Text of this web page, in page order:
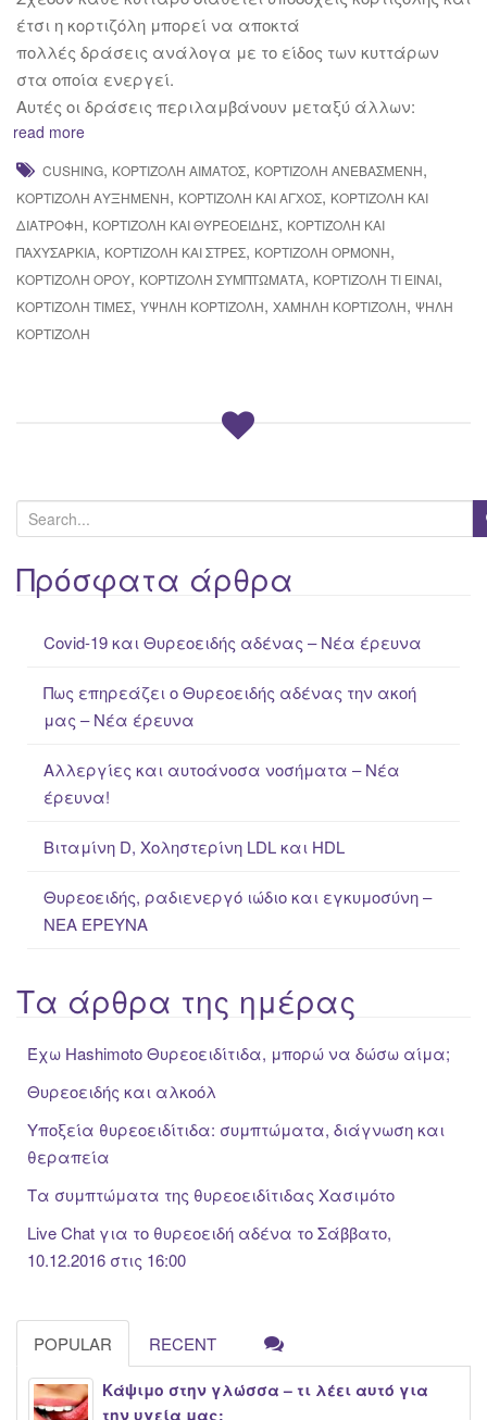
έτσι η κορτιζόλη μπορεί να αποκτά
πολλές δράσεις ανάλογα με το είδος των κυττάρων
στα οποία ενεργεί.
Αυτές οι δράσεις περιλαμβάνουν μεταξύ άλλων:
read more
CUSHING, ΚΟΡΤΙΖΌΛΗ ΑΊΜΑΤΟΣ, ΚΟΡΤΙΖΌΛΗ ΑΝΕΒΑΣΜΈΝΗ,
ΚΟΡΤΙΖΌΛΗ ΑΥΞΗΜΈΝΗ, ΚΟΡΤΙΖΌΛΗ ΚΑΙ ΆΓΧΟΣ, ΚΟΡΤΙΖΌΛΗ ΚΑΙ
ΔΙΑΤΡΟΦΉ, ΚΟΡΤΙΖΌΛΗ ΚΑΙ ΘΥΡΕΟΕΙΔΉΣ, ΚΟΡΤΙΖΌΛΗ ΚΑΙ
ΠΑΧΥΣΑΡΚΊΑ, ΚΟΡΤΙΖΌΛΗ ΚΑΙ ΣΤΡΕΣ, ΚΟΡΤΙΖΌΛΗ ΟΡΜΌΝΗ,
ΚΟΡΤΙΖΌΛΗ ΟΡΟΎ, ΚΟΡΤΙΖΌΛΗ ΣΥΜΠΤΏΜΑΤΑ, ΚΟΡΤΙΖΌΛΗ ΤΙ ΕΊΝΑΙ,
ΚΟΡΤΙΖΌΛΗ ΤΙΜΈΣ, ΥΨΗΛΉ ΚΟΡΤΙΖΌΛΗ, ΧΑΜΗΛΉ ΚΟΡΤΙΖΌΛΗ, ΨΗΛΉ
ΚΟΡΤΙΖΌΛΗ
e
a
rΠρόσφατα άρθρα
Covid-19 και Θυρεοειδής αδένας – Νέα έρευνα
Πως επηρεάζει ο Θυρεοειδής αδένας την ακοή
μας – Νέα έρευνα
Αλλεργίες και αυτοάνοσα νοσήματα – Νέα
έρευνα!
Βιταμίνη D, Χοληστερίνη LDL και HDL
Θυρεοειδής, ραδιενεργό ιώδιο και εγκυμοσύνη –
ΝΕΑ ΈΡΕΥΝΑ
Τα άρθρα της ημέρας
Έχω Hashimoto Θυρεοειδίτιδα, μπορώ να δώσω αίμα;
Θυρεοειδής και αλκοόλ
Υποξεία θυρεοειδίτιδα: συμπτώματα, διάγνωση και
θεραπεία
Τα συμπτώματα της θυρεοειδίτιδας Χασιμότο
Live Chat για το θυρεοειδή αδένα το Σάββατο,
10.12.2016 στις 16:00
POPULAR RECENT
Κάψιμο στην γλώσσα – τι λέει αυτό για
την υγεία μας;